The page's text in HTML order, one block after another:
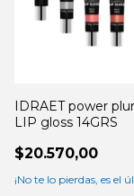
IDRAET power
LIP gloss 14GRS
$20.570,00
¡No te lo pierdas, es el